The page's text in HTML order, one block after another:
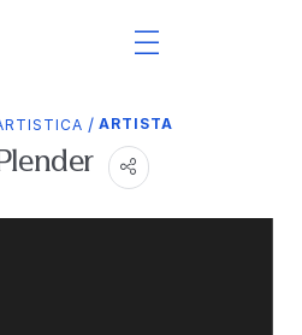
/ ARTISTA